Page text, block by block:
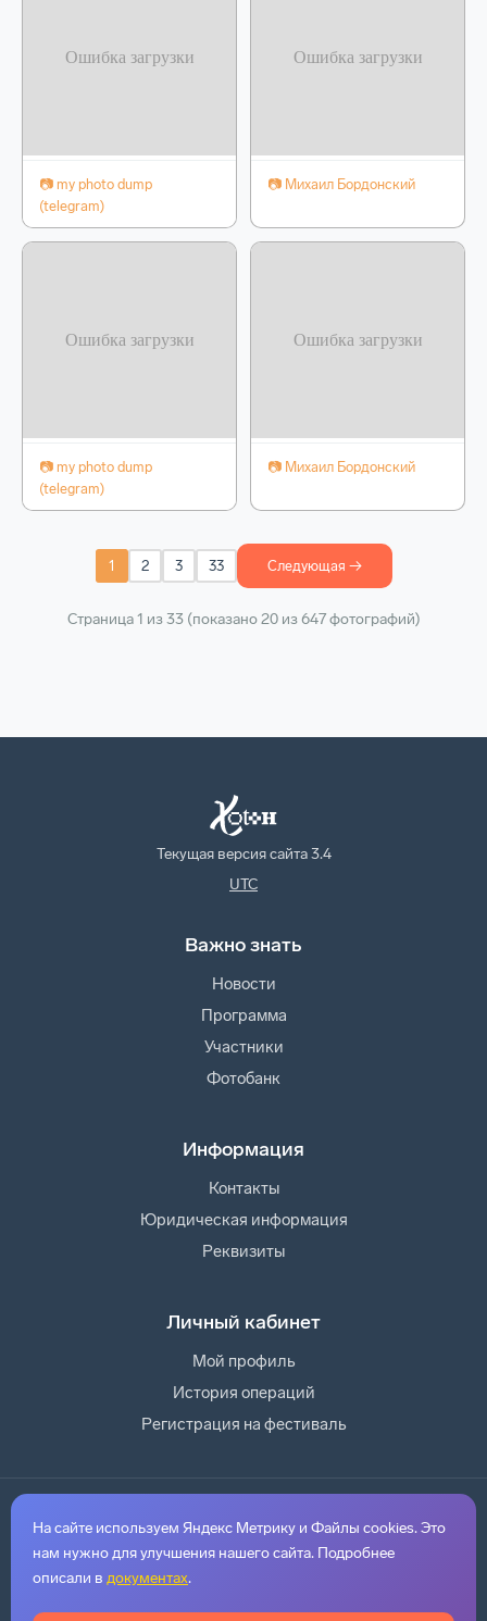
На сайте используем Яндекс Метрику и Файлы cookies. Это
нам нужно для улучшения нашего сайта. Подробнее
описали в документах.
📷 my photo dump
(telegram)
📷 Михаил Бордонский
📷 my photo dump
(telegram)
📷 Михаил Бордонский
1 2 3 33 Следующая →
Страница 1 из 33 (показано 20 из 647 фотографий)
Текущая версия сайта3.4
UTC
Важно знать
Новости
Программа
Участники
Фотобанк
Информация
Контакты
Юридическая информация
Реквизиты
Личный кабинет
Мой профиль
История операций
Регистрация на фестиваль
Семенович
ИНН 143530414924
ОГРНИП 325140000051946
mail@hotonfest.ru
Регистрационный номер оператора персональных данных